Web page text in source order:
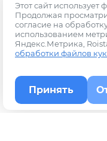
Этот сайт использует
Продолжая
согласие на
использованием
Яндекс.Метрика,
обработки файлов
Принять